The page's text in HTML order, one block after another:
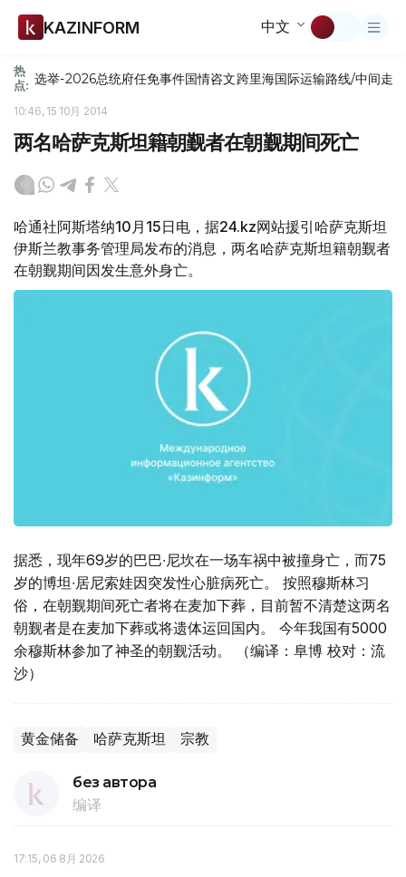
KAZINFORM 中文
热
点: 选举-2026总统府任免事件国情咨文跨里海国际运输路线/中间走廊
10:46, 15 10月 2014
两名哈萨克斯坦籍朝觐者在朝觐期间死亡
哈通社阿斯塔纳10月15日电，据24.kz网站援引哈萨克斯坦
伊斯兰教事务管理局发布的消息，两名哈萨克斯坦籍朝觐者
在朝觐期间因发生意外身亡。
据悉，现年69岁的巴巴∙尼坎在一场车祸中被撞身亡，而75
岁的博坦∙居尼索娃因突发性心脏病死亡。 按照穆斯林习
俗，在朝觐期间死亡者将在麦加下葬，目前暂不清楚这两名
朝觐者是在麦加下葬或将遗体运回国内。 今年我国有5000
余穆斯林参加了神圣的朝觐活动。 （编译：阜博 校对：流
沙）
黄金储备 哈萨克斯坦 宗教
без автора
编译
17:15, 06 8月 2026